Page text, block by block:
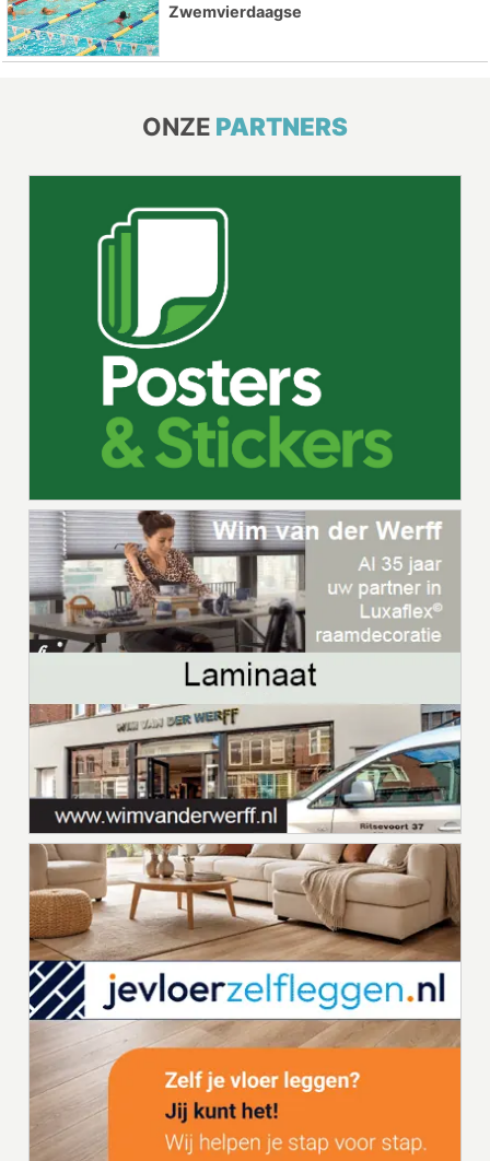
Zwemvierdaagse
ONZE PARTNERS